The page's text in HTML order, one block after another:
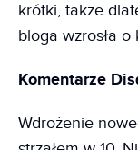
krótki, także
bloga wzrosła
Komentarze
Wdrożenie